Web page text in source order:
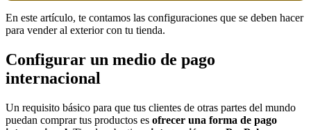
En este artículo, te contamos las configuraciones que se deben hacer
para vender al exterior con tu tienda.
Configurar un medio de pago
internacional
Un requisito básico para que tus clientes de otras partes del mundo
puedan comprar tus productos es ofrecer una forma de pago